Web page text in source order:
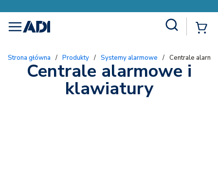
menu
Strona główna / Produkty / Systemy alarmowe / Centrale
Centrale alarmowe i
klawiatury